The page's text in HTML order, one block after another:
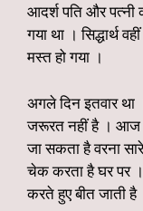
आदर्श पति और पत्नी
गया था । सिद्धार्थ
मस्त हो गया ।
अगले दिन इतवार था
जरूरत नहीं है । आज
जा सकता है वरना
चेक करता है घर पर ।
करते हुए बीत जाती है